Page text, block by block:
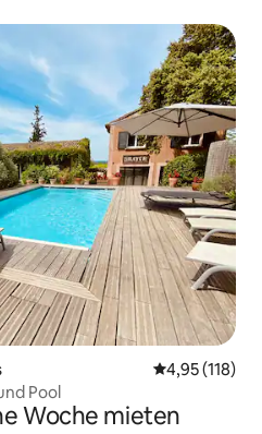
4,95 (118)
Pool
Woche mieten